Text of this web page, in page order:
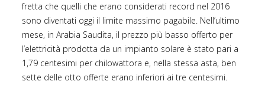
fretta che quelli che erano considerati record nel 2016
sono diventati oggi il limite massimo pagabile. Nell’ultimo
mese, in Arabia Saudita, il prezzo più basso offerto per
l’elettricità prodotta da un impianto solare è stato pari a
1,79 centesimi per chilowattora e, nella stessa asta, ben
sette delle otto offerte erano inferiori ai tre centesimi.